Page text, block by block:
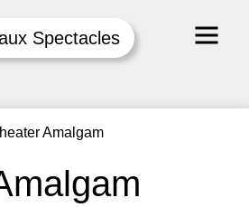
Spectacles
Amalgam